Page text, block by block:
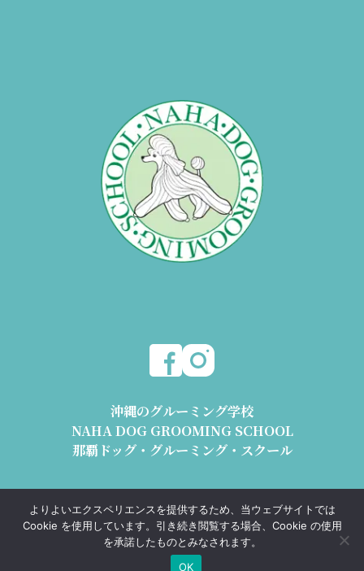
沖縄のグルーミング学校
NAHA DOG GROOMING SCHOOL
那覇ドッグ・グルーミング・スクール
〒904-2426 沖縄県うるま市与那城平安座8178-2 1階
動物取扱業 沖動保第1193号 沖動販第1193号
TEL.098-989-0668 e-mail : info@ndgs.jp
よりよいエクスペリエンスを提供するため、当ウェブサイトでは
Cookie を使用しています。引き続き閲覧する場合、Cookie の使用
を承諾したものとみなされます。
OK